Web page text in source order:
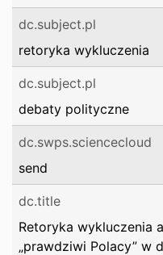
dc.subject.pl
retoryka wykluczenia
dc.subject.pl
debaty polityczne
dc.swps.sciencecloud
send
dc.title
Retoryka wykluczenia
„prawdziwi Polacy” w